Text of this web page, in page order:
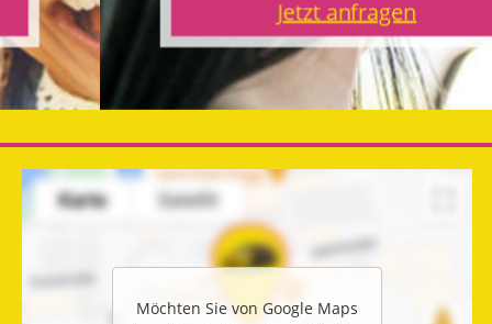
Jetzt anfragen
Möchten Sie von Google Maps